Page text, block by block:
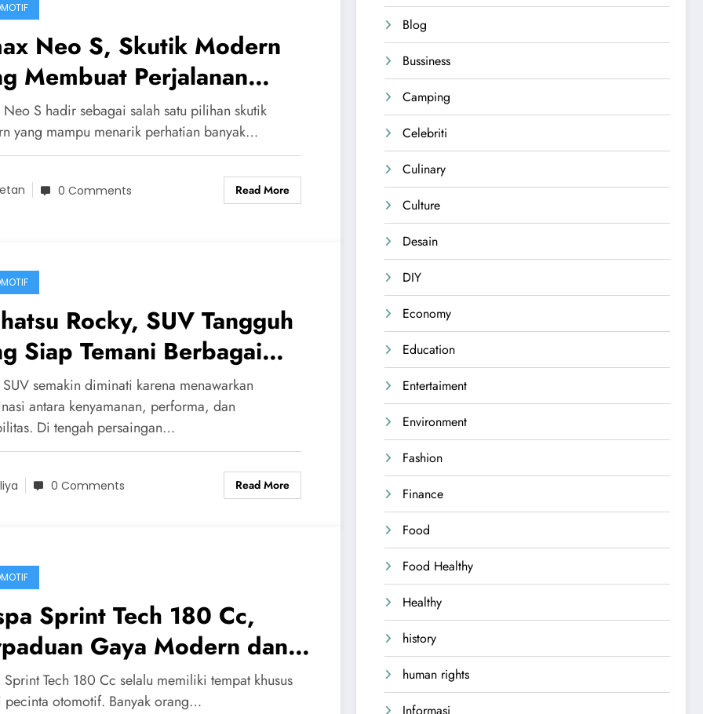
Neo S, Skutik Modern
Membuat Perjalanan
Terasa Lebih
S hadir sebagai salah satu pilihan skutik
yang mampu menarik perhatian banyak…
0 Comments Read More
Rocky, SUV Tangguh
Siap Temani Berbagai
semakin diminati karena menawarkan
antara kenyamanan, performa, dan
Di tengah persaingan…
0 Comments Read More
Sprint Tech 180 Cc,
Gaya Modern dan
Klasik yang Sulit Ditolak
Sprint Tech 180 Cc selalu memiliki tempat khusus
pecinta otomotif. Banyak orang…
Blog
Bussiness
Camping
Celebriti
Culinary
Culture
Desain
DIY
Economy
Education
Entertaiment
Environment
Fashion
Finance
Food
Food Healthy
Healthy
history
human rights